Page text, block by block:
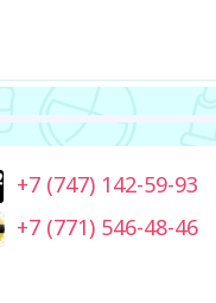
+7 (747) 142-59-93
+7 (771) 546-48-46